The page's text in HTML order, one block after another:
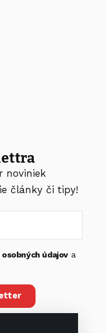
noviniek
články či tipy!
údajova